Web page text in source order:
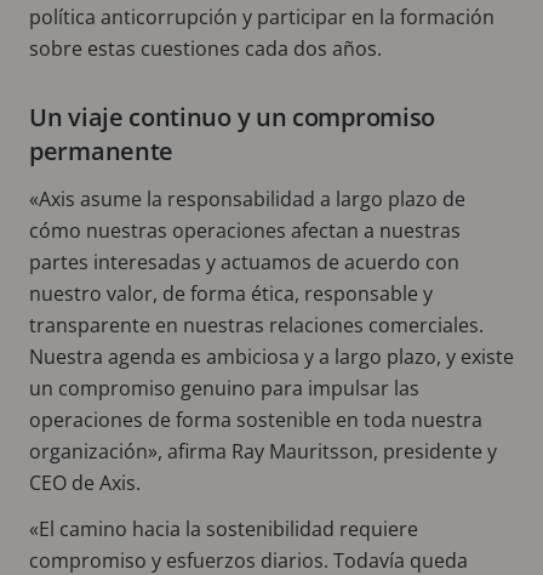
política anticorrupción y participar en la formación
sobre estas cuestiones cada dos años.
Un viaje continuo y un compromiso
permanente
«Axis asume la responsabilidad a largo plazo de
cómo nuestras operaciones afectan a nuestras
partes interesadas y actuamos de acuerdo con
nuestro valor, de forma ética, responsable y
transparente en nuestras relaciones comerciales.
Nuestra agenda es ambiciosa y a largo plazo, y existe
un compromiso genuino para impulsar las
operaciones de forma sostenible en toda nuestra
organización», afirma Ray Mauritsson, presidente y
CEO de Axis.
«El camino hacia la sostenibilidad requiere
compromiso y esfuerzos diarios. Todavía queda